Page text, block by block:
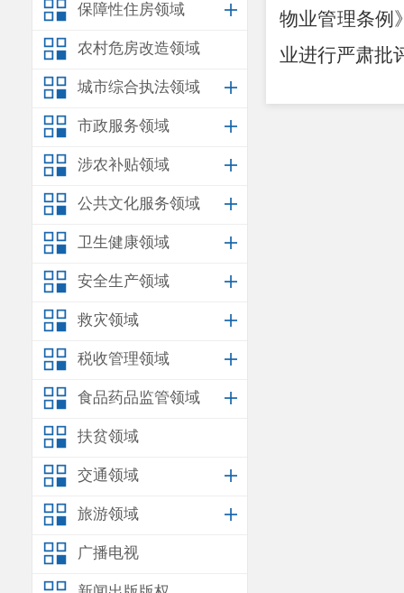
保障性住房领域
农村危房改造领域
城市综合执法领域
市政服务领域
涉农补贴领域
公共文化服务领域
卫生健康领域
安全生产领域
救灾领域
税收管理领域
食品药品监管领域
扶贫领域
交通领域
旅游领域
广播电视
物业管理条例
业进行严肃批